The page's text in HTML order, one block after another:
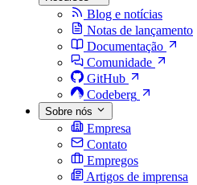
Blog e notícias
Notas de lançamento
Documentação
Comunidade
GitHub
Codeberg
Sobre nós
Empresa
Contato
Empregos
Artigos de imprensa